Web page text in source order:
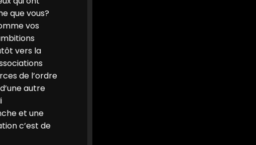
que vous?
vos
vers la
de l’ordre
autre
et une
c’est de